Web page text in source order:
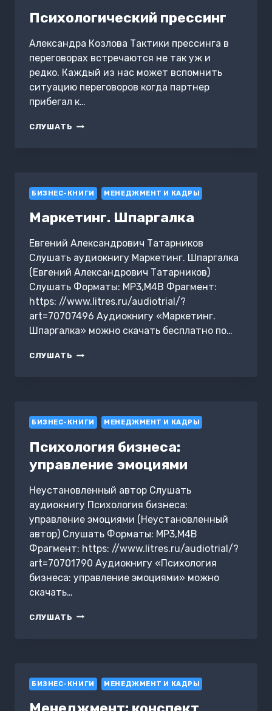
В
Психологический прессинг
Александра Козлова Тактики прессинга в
переговорах встречаются не так уж и
редко. Каждый из нас может вспомнить
ситуацию переговоров когда партнер
прибегал к…
СЛУШАТЬ ПСИХОЛОГИЧЕСКИЙ
БИЗНЕС-КНИГИ МЕНЕДЖМЕНТ И КАДРЫ
Маркетинг. Шпаргалка
Евгений Александрович Татарников
Слушать аудиокнигу Маркетинг. Шпаргалка
(Евгений Александрович Татарников)
Слушать Форматы: MP3,M4B Фрагмент:
https: //www.litres.ru/audiotrial/?
art=70707496 Аудиокнигу «Маркетинг.
Шпаргалка» можно скачать бесплатно по…
СЛУШАТЬ МАРКЕТИНГ.
БИЗНЕС-КНИГИ МЕНЕДЖМЕНТ И КАДРЫ
Психология бизнеса:
управление эмоциями
Неустановленный автор Слушать
аудиокнигу Психология бизнеса:
управление эмоциями (Неустановленный
автор) Слушать Форматы: MP3,M4B
Фрагмент: https: //www.litres.ru/audiotrial/?
art=70701790 Аудиокнигу «Психология
бизнеса: управление эмоциями» можно
скачать…
СЛУШАТЬ ПСИХОЛОГИЯ
БИЗНЕС-КНИГИ МЕНЕДЖМЕНТ И КАДРЫ